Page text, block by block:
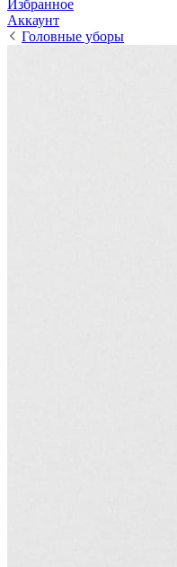
Избранное
Аккаунт
Головные уборы